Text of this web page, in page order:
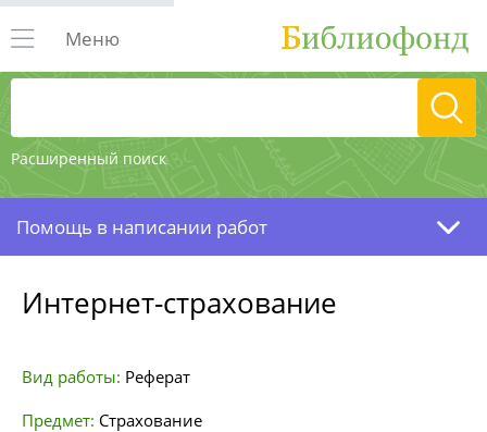
Расширенный поиск
Меню
Помощь в написании работ
Интернет-страхование
Вид работы: Реферат
Предмет: Страхование